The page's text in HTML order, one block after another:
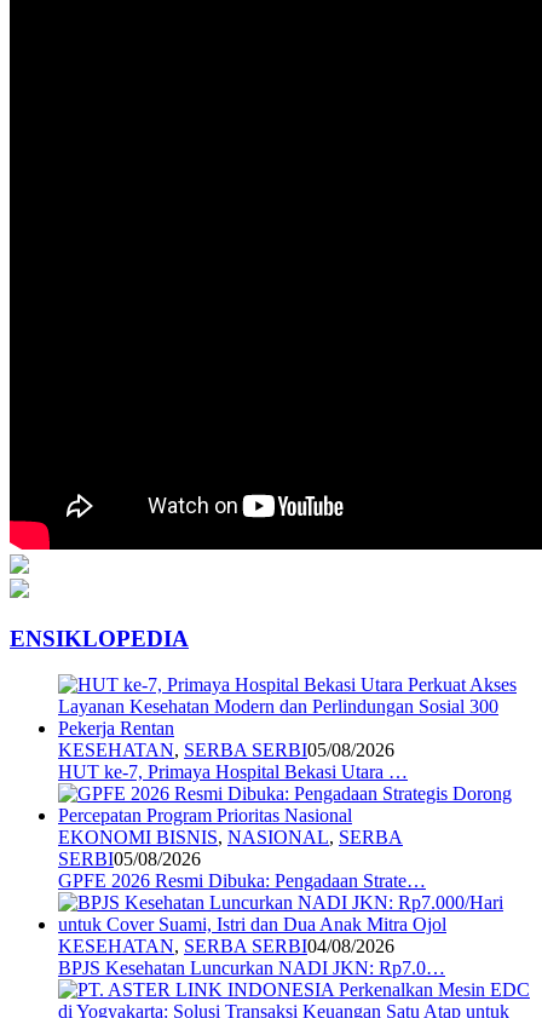
ENSIKLOPEDIA
KESEHATAN, SERBA SERBI05/08/2026
HUT ke-7, Primaya Hospital Bekasi Utara …
EKONOMI BISNIS, NASIONAL, SERBA
SERBI05/08/2026
GPFE 2026 Resmi Dibuka: Pengadaan Strate…
KESEHATAN, SERBA SERBI04/08/2026
BPJS Kesehatan Luncurkan NADI JKN: Rp7.0…